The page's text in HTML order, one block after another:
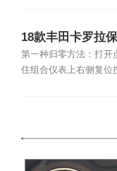
18款丰田卡罗拉
第一种归零方法：打开
住组合仪表上右侧复位